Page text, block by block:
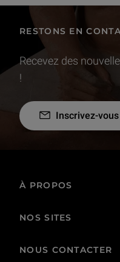
RESTONS EN
Recevez des
!
Inscrivez-vous
À PROPOS
L'établissement public
NOS SITES
Billetterie
NOUS CONTACTER